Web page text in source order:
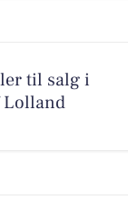
til salg i